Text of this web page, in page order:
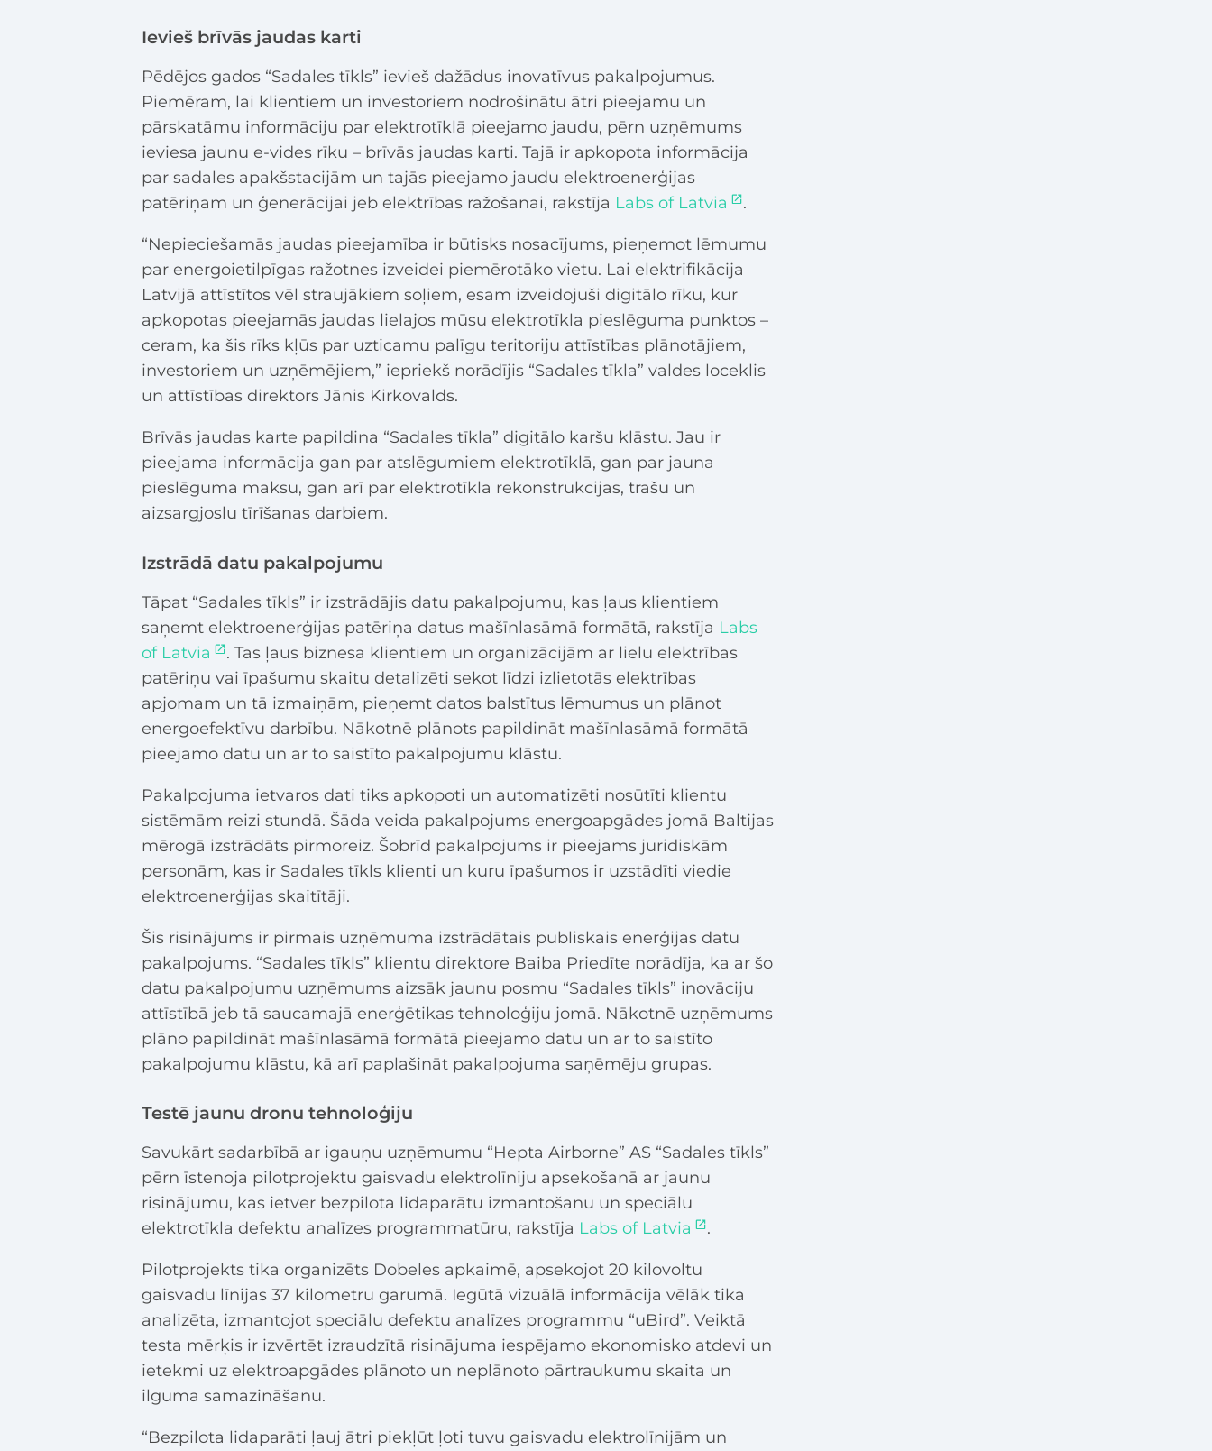
Ievieš brīvās jaudas karti
Pēdējos gados “Sadales tīkls” ievieš dažādus inovatīvus pakalpojumus.
Piemēram, lai klientiem un investoriem nodrošinātu ātri pieejamu un
pārskatāmu informāciju par elektrotīklā pieejamo jaudu, pērn uzņēmums
ieviesa jaunu e-vides rīku – brīvās jaudas karti. Tajā ir apkopota informācija
par sadales apakšstacijām un tajās pieejamo jaudu elektroenerģijas
patēriņam un ģenerācijai jeb elektrības ražošanai, rakstīja Labs of Latvia .
“Nepieciešamās jaudas pieejamība ir būtisks nosacījums, pieņemot lēmumu
par energoietilpīgas ražotnes izveidei piemērotāko vietu. Lai elektrifikācija
Latvijā attīstītos vēl straujākiem soļiem, esam izveidojuši digitālo rīku, kur
apkopotas pieejamās jaudas lielajos mūsu elektrotīkla pieslēguma punktos –
ceram, ka šis rīks kļūs par uzticamu palīgu teritoriju attīstības plānotājiem,
investoriem un uzņēmējiem,” iepriekš norādījis “Sadales tīkla” valdes loceklis
un attīstības direktors Jānis Kirkovalds.
Brīvās jaudas karte papildina “Sadales tīkla” digitālo karšu klāstu. Jau ir
pieejama informācija gan par atslēgumiem elektrotīklā, gan par jauna
pieslēguma maksu, gan arī par elektrotīkla rekonstrukcijas, trašu un
aizsargjoslu tīrīšanas darbiem.
Izstrādā datu pakalpojumu
Tāpat “Sadales tīkls” ir izstrādājis datu pakalpojumu, kas ļaus klientiem
saņemt elektroenerģijas patēriņa datus mašīnlasāmā formātā, rakstīja Labs
of Latvia
. Tas ļaus biznesa klientiem un organizācijām ar lielu elektrības
patēriņu vai īpašumu skaitu detalizēti sekot līdzi izlietotās elektrības
apjomam un tā izmaiņām, pieņemt datos balstītus lēmumus un plānot
energoefektīvu darbību. Nākotnē plānots papildināt mašīnlasāmā formātā
pieejamo datu un ar to saistīto pakalpojumu klāstu.
Pakalpojuma ietvaros dati tiks apkopoti un automatizēti nosūtīti klientu
sistēmām reizi stundā. Šāda veida pakalpojums energoapgādes jomā Baltijas
mērogā izstrādāts pirmoreiz. Šobrīd pakalpojums ir pieejams juridiskām
personām, kas ir Sadales tīkls klienti un kuru īpašumos ir uzstādīti viedie
elektroenerģijas skaitītāji.
Šis risinājums ir pirmais uzņēmuma izstrādātais publiskais enerģijas datu
pakalpojums. “Sadales tīkls” klientu direktore Baiba Priedīte norādīja, ka ar šo
datu pakalpojumu uzņēmums aizsāk jaunu posmu “Sadales tīkls” inovāciju
attīstībā jeb tā saucamajā enerģētikas tehnoloģiju jomā. Nākotnē uzņēmums
plāno papildināt mašīnlasāmā formātā pieejamo datu un ar to saistīto
pakalpojumu klāstu, kā arī paplašināt pakalpojuma saņēmēju grupas.
Testē jaunu dronu tehnoloģiju
Savukārt sadarbībā ar igauņu uzņēmumu “Hepta Airborne” AS “Sadales tīkls”
pērn īstenoja pilotprojektu gaisvadu elektrolīniju apsekošanā ar jaunu
risinājumu, kas ietver bezpilota lidaparātu izmantošanu un speciālu
elektrotīkla defektu analīzes programmatūru, rakstīja Labs of Latvia .
Pilotprojekts tika organizēts Dobeles apkaimē, apsekojot 20 kilovoltu
gaisvadu līnijas 37 kilometru garumā. Iegūtā vizuālā informācija vēlāk tika
analizēta, izmantojot speciālu defektu analīzes programmu “uBird”. Veiktā
testa mērķis ir izvērtēt izraudzītā risinājuma iespējamo ekonomisko atdevi un
ietekmi uz elektroapgādes plānoto un neplānoto pārtraukumu skaita un
ilguma samazināšanu.
“Bezpilota lidaparāti ļauj ātri piekļūt ļoti tuvu gaisvadu elektrolīnijām un